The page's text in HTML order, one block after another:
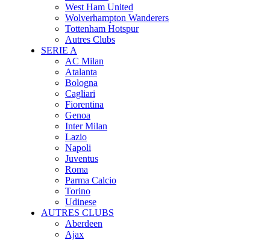
West Ham United
Wolverhampton Wanderers
Tottenham Hotspur
Autres Clubs
SERIE A
AC Milan
Atalanta
Bologna
Cagliari
Fiorentina
Genoa
Inter Milan
Lazio
Napoli
Juventus
Roma
Parma Calcio
Torino
Udinese
AUTRES CLUBS
Aberdeen
Ajax